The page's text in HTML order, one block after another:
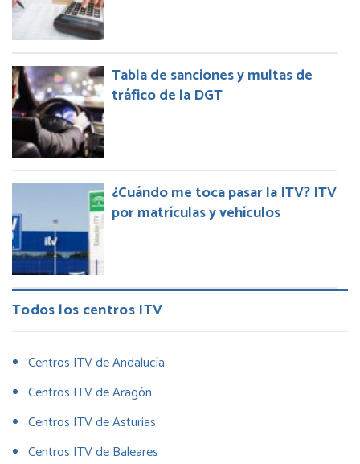
Tabla de sanciones y multas de
tráfico de la DGT
¿Cuándo me toca pasar la ITV? ITV
por matrículas y vehículos
Todos los centros ITV
Centros ITV de Andalucía
Centros ITV de Aragón
Centros ITV de Asturias
Centros ITV de Baleares